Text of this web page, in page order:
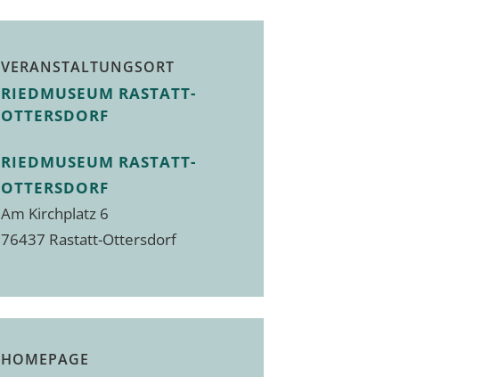
VERANSTALTUNGSORT
RIEDMUSEUM RASTATT-
OTTERSDORF
RIEDMUSEUM RASTATT-
OTTERSDORF
Am Kirchplatz 6
76437 Rastatt-Ottersdorf
HOMEPAGE